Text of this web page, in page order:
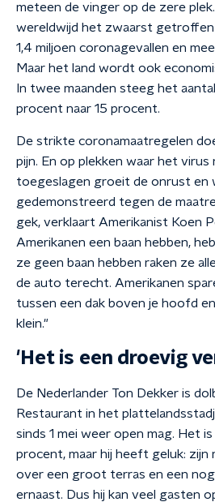
meteen de vinger op de zere
wereldwijd het zwaarst getroffen
1,4 miljoen coronagevallen en
Maar het land wordt ook
In twee maanden steeg het
procent naar 15 procent.
De strikte coronamaatregelen
pijn. En op plekken waar het
toegeslagen groeit de onrust en
gedemonstreerd tegen de
gek, verklaart Amerikanist Koen
Amerikanen een baan hebben,
ze geen baan hebben raken ze
de auto terecht. Amerikanen
tussen een dak boven je hoofd
klein."
'Het is een droevig
De Nederlander Ton Dekker is
Restaurant in het
sinds 1 mei weer open mag. Het
procent, maar hij heeft geluk: zijn
over een groot terras en een
ernaast. Dus hij kan veel gasten